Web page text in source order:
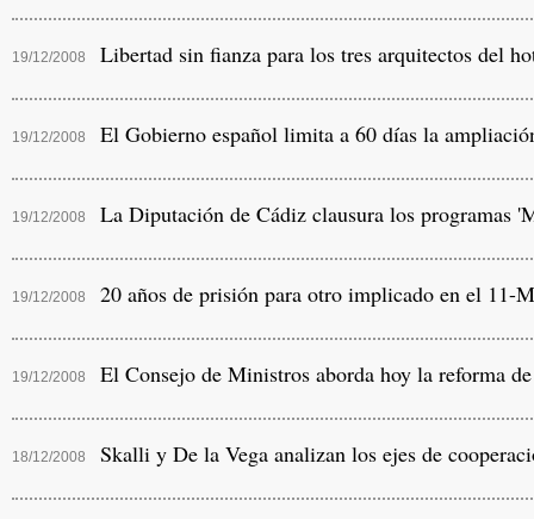
19/12/2008 Libertad sin fianza para los tres arquitectos del
19/12/2008 El Gobierno español limita a 60 días la
19/12/2008 La Diputación de Cádiz clausura los programas
19/12/2008 20 años de prisión para otro implicado en el 11-M
19/12/2008 El Consejo de Ministros aborda hoy la reforma
18/12/2008 Skalli y De la Vega analizan los ejes de